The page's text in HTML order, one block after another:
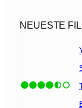
NEUESTE